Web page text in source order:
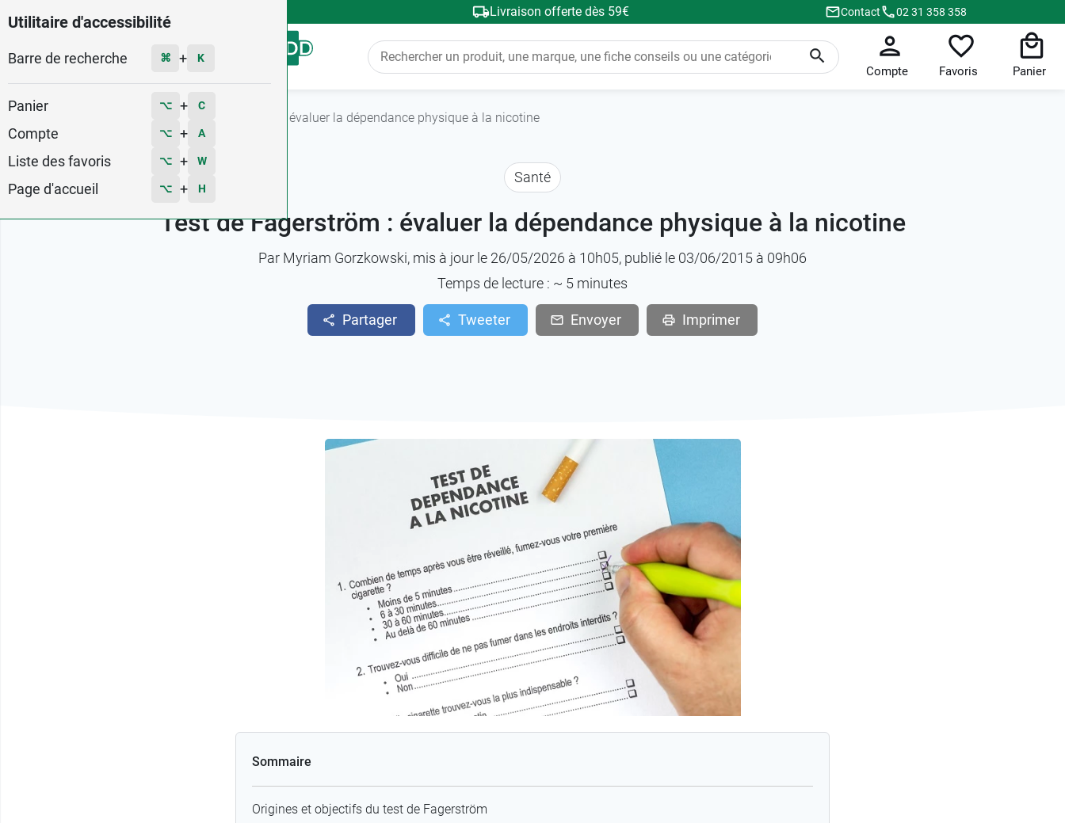
Utilitaire d'accessibilité
Barre de recherche ⌘ + K
Panier ⌥ + C
Compte ⌥ + A
Liste des favoris ⌥ + W
Page d'accueil ⌥ + H
Livraison offerte dès 59€ Contact 02 31 358 358
Menu
Compte Favoris Panier
Test de Fagerström : évaluer la dépendance physique à la nicotine
Santé
Test de Fagerström : évaluer la dépendance physique à la nicotine
Par Myriam Gorzkowski, mis à jour le 26/05/2026 à 10h05, publié le 03/06/2015 à 09h06
Temps de lecture : ~ 5 minutes
Partager Tweeter Envoyer Imprimer
Sommaire
Origines et objectifs du test de Fagerström